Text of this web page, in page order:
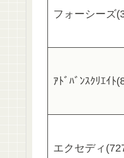
フォーシーズ
ｱﾄﾞﾊﾞﾝｽｸﾘｴｲﾄ
エクセディ